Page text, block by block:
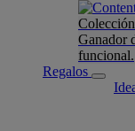
Ganador
funcional.
Regalos